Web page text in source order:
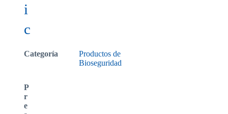
i
c
Categoría
Productos de
Bioseguridad
P
r
e